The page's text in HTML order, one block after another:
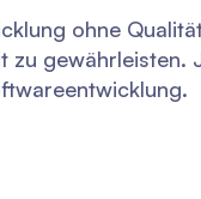
ohne
zu gewährleisten.